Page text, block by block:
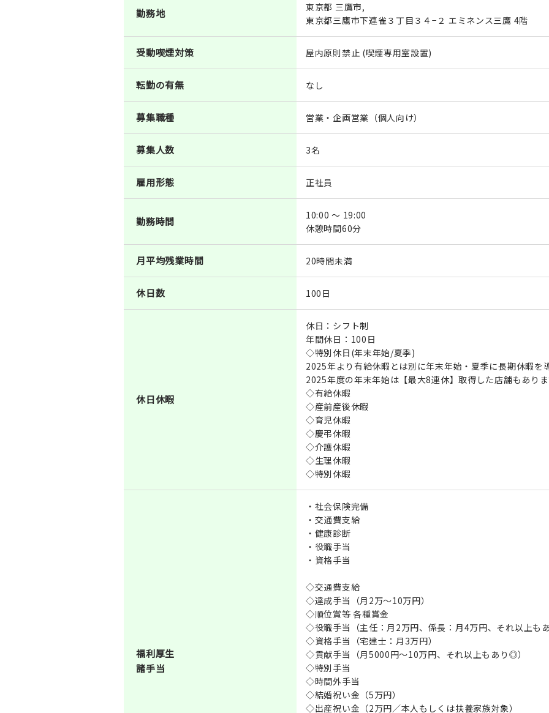
勤務地
東京都 三鷹市,
東京都三鷹市下連雀３丁目３４−２ エミネンス三鷹 4階
受動喫煙対策 屋内原則禁止 (喫煙専用室設置)
転勤の有無 なし
募集職種 営業・企画営業（個人向け）
募集人数 3名
雇用形態 正社員
勤務時間
10:00 ～ 19:00
休憩時間60分
月平均残業時間 20時間未満
休日数 100日
休日休暇
休日：シフト制
年間休日：100日
◇特別休日(年末年始/夏季)
2025年より有給休暇とは別に年末年始・夏季に長期休暇を
2025年度の年末年始は【最大8連休】取得した店舗もあり
◇有給休暇
◇産前産後休暇
◇育児休暇
◇慶弔休暇
◇介護休暇
◇生理休暇
◇特別休暇
福利厚生
諸手当
・社会保険完備
・交通費支給
・健康診断
・役職手当
・資格手当
◇交通費支給
◇達成手当（月2万～10万円）
◇順位賞等 各種賞金
◇役職手当（主任：月2万円、係長：月4万円、それ以上も
◇資格手当（宅建士：月3万円）
◇貢献手当（月5000円～10万円、それ以上もあり◎）
◇特別手当
◇時間外手当
◇結婚祝い金（5万円）
◇出産祝い金（2万円／本人もしくは扶養家族対象）